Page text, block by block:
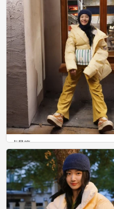
卢昱晓
0